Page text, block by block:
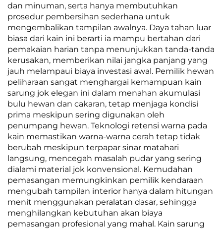
dan minuman, serta hanya membutuhkan
prosedur pembersihan sederhana untuk
mengembalikan tampilan awalnya. Daya tahan luar
biasa dari kain ini berarti ia mampu bertahan dari
pemakaian harian tanpa menunjukkan tanda-tanda
kerusakan, memberikan nilai jangka panjang yang
jauh melampaui biaya investasi awal. Pemilik hewan
peliharaan sangat menghargai kemampuan kain
sarung jok elegan ini dalam menahan akumulasi
bulu hewan dan cakaran, tetap menjaga kondisi
prima meskipun sering digunakan oleh
penumpang hewan. Teknologi retensi warna pada
kain memastikan warna-warna cerah tetap tidak
berubah meskipun terpapar sinar matahari
langsung, mencegah masalah pudar yang sering
dialami material jok konvensional. Kemudahan
pemasangan memungkinkan pemilik kendaraan
mengubah tampilan interior hanya dalam hitungan
menit menggunakan peralatan dasar, sehingga
menghilangkan kebutuhan akan biaya
pemasangan profesional yang mahal. Kain sarung